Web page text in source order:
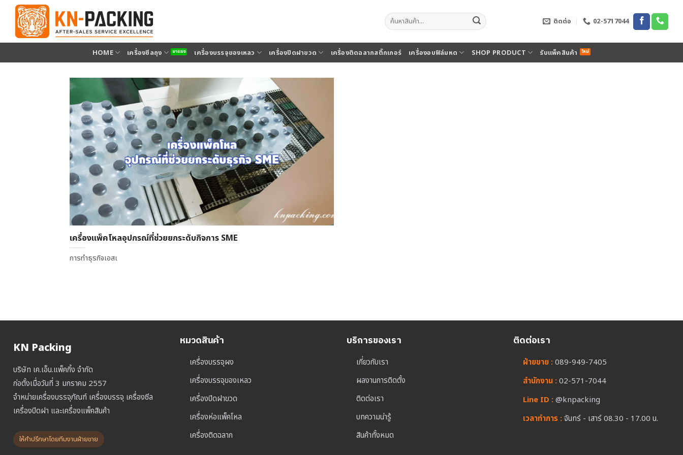
เนื้อหา
ค้นหา: ติดต่อ 02-5717044
HOME เครื่องซีลถุง เครื่องบรรจุของเหลว เครื่องปิดฝาขวด เครื่องติดฉลากสติ๊กเกอร์ เครื่องอบฟิล์มหด SHOP PRODUCT รับแพ็คสินค้า
เครื่องแพ็คโหลอุปกรณ์ที่ช่วยยกระดับกิจการ SME
การทำธุรกิจเอสเ
KN Packing
บริษัท เค.เอ็น.แพ็คกิ้ง จำกัด
ก่อตั้งเมื่อวันที่ 3 มกราคม 2557
จำหน่ายเครื่องบรรจุภัณฑ์ เครื่องบรรจุ เครื่องซีล
เครื่องปิดฝา และเครื่องแพ็คสินค้า
ให้คำปรึกษาโดยทีมงานฝ่ายขาย
หมวดสินค้า
เครื่องบรรจุผง
เครื่องบรรจุของเหลว
เครื่องปิดฝาขวด
เครื่องห่อแพ็คโหล
เครื่องติดฉลาก
บริการของเรา
เกี่ยวกับเรา
ผลงานการติดตั้ง
ติดต่อเรา
บทความน่ารู้
สินค้าทั้งหมด
ติดต่อเรา
ฝ่ายขาย :089-949-7405
สำนักงาน :02-571-7044
Line ID :@knpacking
เวลาทำการ :จันทร์ - เสาร์ 08.30 - 17.00 น.